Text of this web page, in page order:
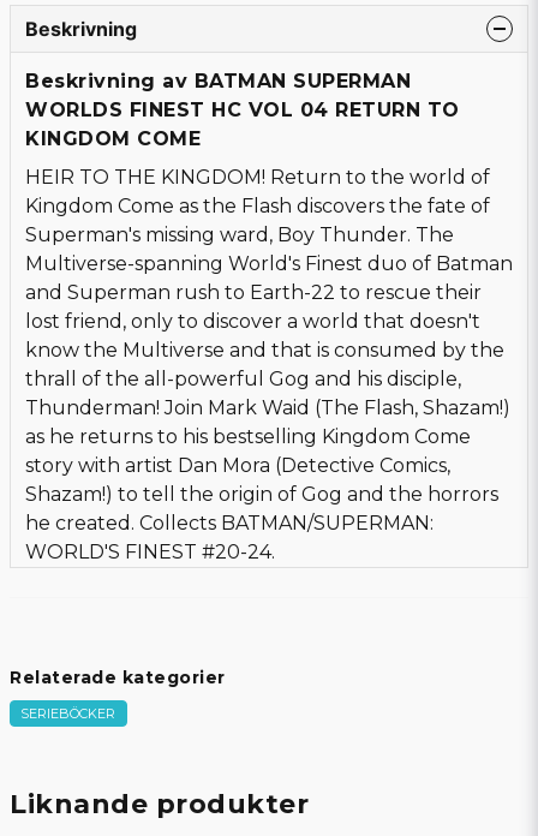
Beskrivning
Beskrivning av BATMAN SUPERMAN
WORLDS FINEST HC VOL 04 RETURN TO
KINGDOM COME
HEIR TO THE KINGDOM! Return to the world of
Kingdom Come as the Flash discovers the fate of
Superman's missing ward, Boy Thunder. The
Multiverse-spanning World's Finest duo of Batman
and Superman rush to Earth-22 to rescue their
lost friend, only to discover a world that doesn't
know the Multiverse and that is consumed by the
thrall of the all-powerful Gog and his disciple,
Thunderman! Join Mark Waid (The Flash, Shazam!)
as he returns to his bestselling Kingdom Come
story with artist Dan Mora (Detective Comics,
Shazam!) to tell the origin of Gog and the horrors
he created. Collects BATMAN/SUPERMAN:
WORLD'S FINEST #20-24.
Relaterade kategorier
SERIEBÖCKER
Liknande produkter